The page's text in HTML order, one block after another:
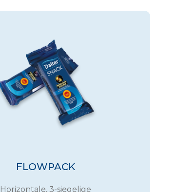
FLOWPACK
Horizontale, 3-siegelige